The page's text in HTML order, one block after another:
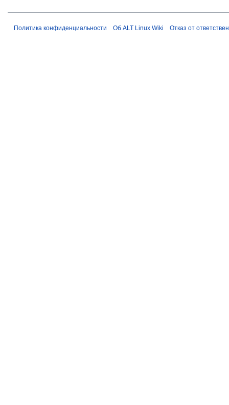
Политика конфиденциальности Об ALT Linux Wiki Отказ от